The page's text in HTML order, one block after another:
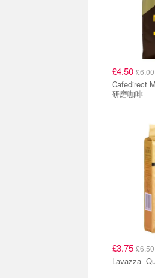
£4.50 £6.00
Cafedirect
研磨咖啡
£3.75 £6.50